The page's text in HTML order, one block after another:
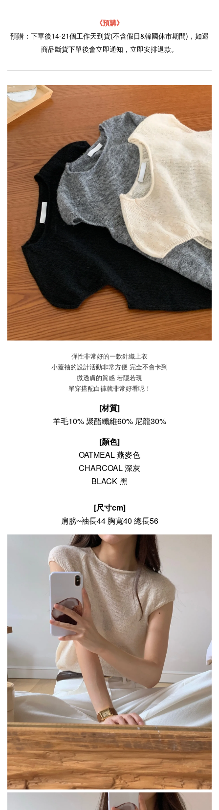
《預購》
預購：下單後14-21個工作天到貨(不含假日&韓國休市期間)，如遇
商品斷貨下單後會立即通知，立即安排退款。
彈性非常好的一款針織上衣
小蓋袖的設計活動非常方便 完全不會卡到
微透膚的質感 若隱若現
單穿搭配白褲就非常好看呢！
[材質]
羊毛10%聚酯纖維60% 尼龍30%
[顏色]
OATMEAL 燕麥色
CHARCOAL 深灰
BLACK 黑
[尺寸cm]
肩膀~袖長44 胸寬40 總長56